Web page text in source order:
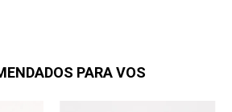
PARA VOS